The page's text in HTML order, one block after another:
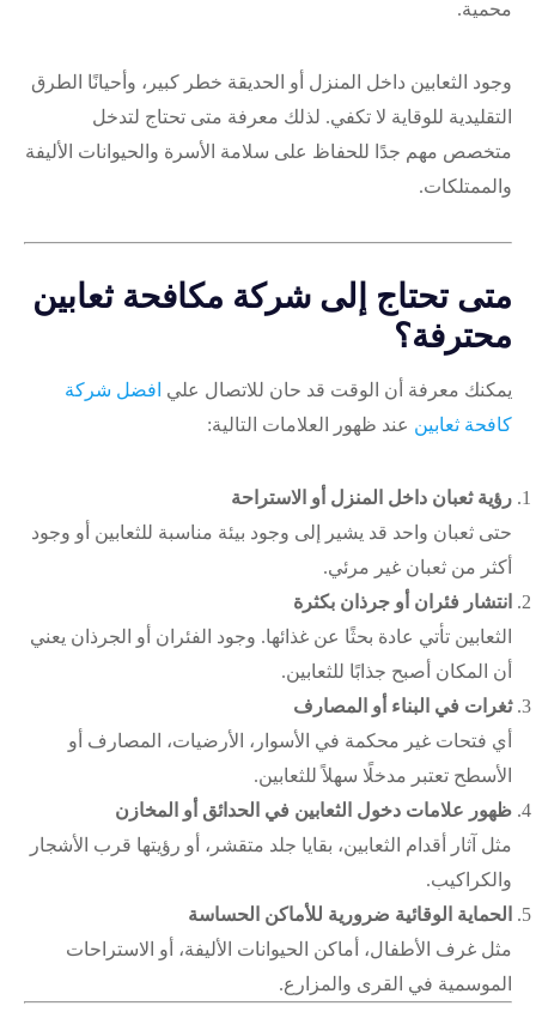
محمية.
وجود الثعابين داخل المنزل أو الحديقة خطر كبير، وأحيانًا الطرق
التقليدية للوقاية لا تكفي. لذلك معرفة متى تحتاج لتدخل
متخصص مهم جدًا للحفاظ على سلامة الأسرة والحيوانات الأليفة
والممتلكات.
متى تحتاج إلى شركة مكافحة ثعابين
محترفة؟
يمكنك معرفة أن الوقت قد حان للاتصال علي افضل شركة
كافحة ثعابين عند ظهور العلامات التالية:
رؤية ثعبان داخل المنزل أو الاستراحة
حتى ثعبان واحد قد يشير إلى وجود بيئة مناسبة للثعابين أو وجود
أكثر من ثعبان غير مرئي.
انتشار فئران أو جرذان بكثرة
الثعابين تأتي عادة بحثًا عن غذائها. وجود الفئران أو الجرذان يعني
أن المكان أصبح جذابًا للثعابين.
ثغرات في البناء أو المصارف
أي فتحات غير محكمة في الأسوار، الأرضيات، المصارف أو
الأسطح تعتبر مدخلًا سهلاً للثعابين.
ظهور علامات دخول الثعابين في الحدائق أو المخازن
مثل آثار أقدام الثعابين، بقايا جلد متقشر، أو رؤيتها قرب الأشجار
والكراكيب.
الحماية الوقائية ضرورية للأماكن الحساسة
مثل غرف الأطفال، أماكن الحيوانات الأليفة، أو الاستراحات
الموسمية في القرى والمزارع.